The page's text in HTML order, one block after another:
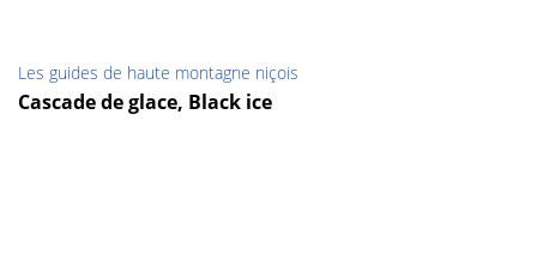
Les guides de haute montagne niçois
Cascade de glace, Black ice